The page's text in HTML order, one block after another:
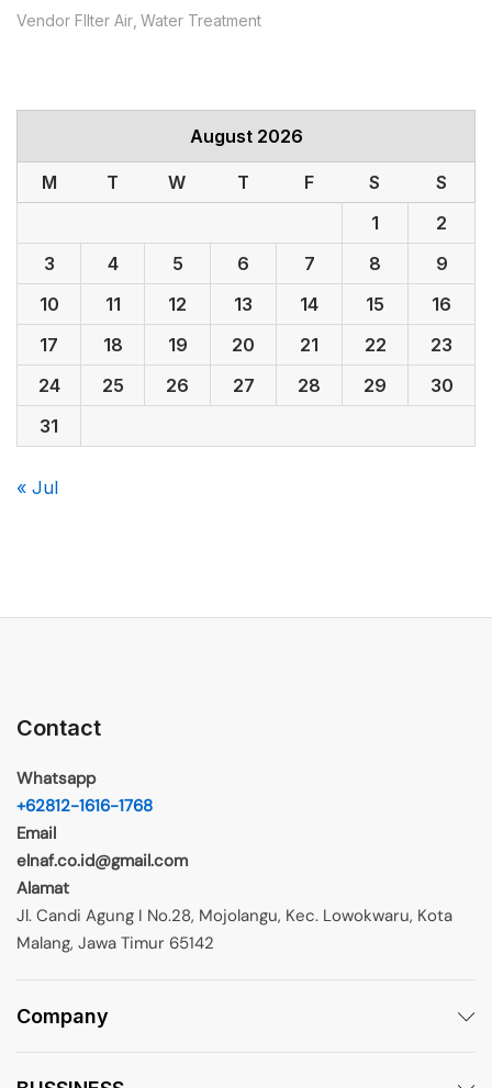
Vendor FIlter Air Water Treatment
August 2026
M T W T F S
S
1
2
3
4 5 6 7 8
9
10
11 12 13 14 15
16
17
18 19 20 21 22
23
24
25 26 27 28 29
30
31
« Jul
Contact
Whatsapp
+62812-1616-1768
Email
elnaf.co.id@gmail.com
Alamat
Jl. Candi Agung I No.28, Mojolangu, Kec. Lowokwaru, Kota
Malang, Jawa Timur 65142
Company